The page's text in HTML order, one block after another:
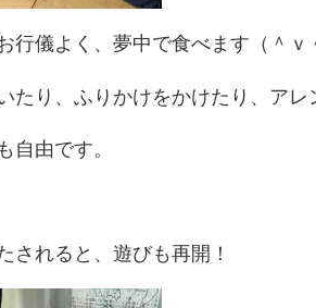
行儀よく、夢中で食べます（＾ｖ
たり、ふりかけをかけたり、ア
自由です。
されると、遊びも再開！